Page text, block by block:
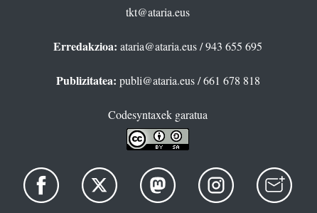
tkt@ataria.eus
Erredakzioa: ataria@ataria.eus/ 943 655 695
Publizitatea: publi@ataria.eus/ 661 678 818
Codesyntaxek garatua